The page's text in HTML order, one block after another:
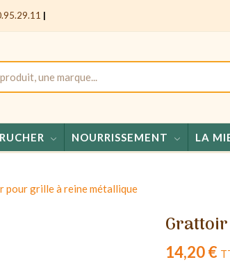
|
NOURRISSEMENT LA
pour grille à reine métallique
14,20 €